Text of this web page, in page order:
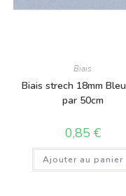
Biais
Biais strech 18mm
par 50cm
0,85 €
Ajouter au panier